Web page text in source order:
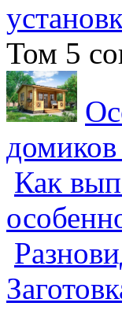
Том 5
домиков
Как